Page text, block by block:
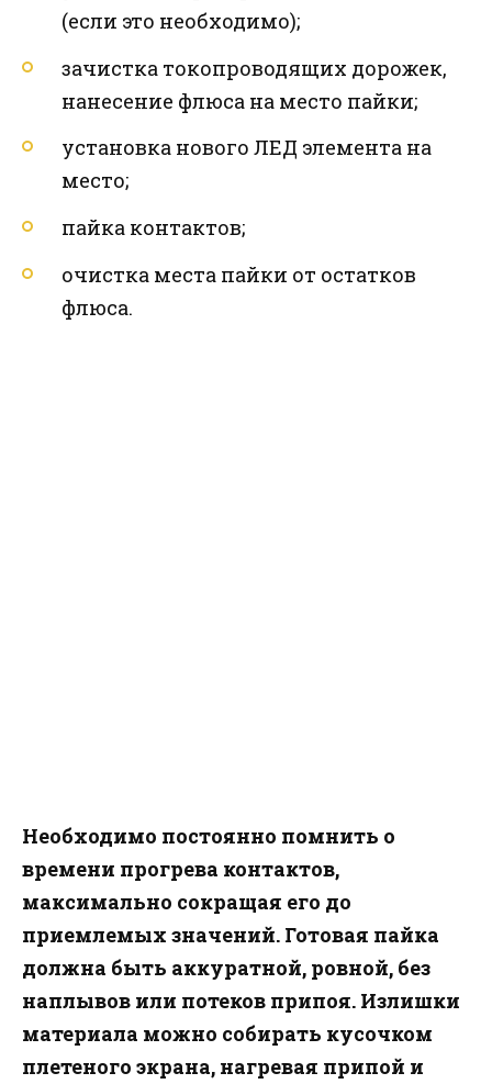
(если это необходимо);
зачистка токопроводящих дорожек,
нанесение флюса на место пайки;
установка нового ЛЕД элемента на
место;
пайка контактов;
очистка места пайки от остатков
флюса.
Необходимо постоянно помнить о
времени прогрева контактов,
максимально сокращая его до
приемлемых значений. Готовая пайка
должна быть аккуратной, ровной, без
наплывов или потеков припоя. Излишки
материала можно собирать кусочком
плетеного экрана, нагревая припой и